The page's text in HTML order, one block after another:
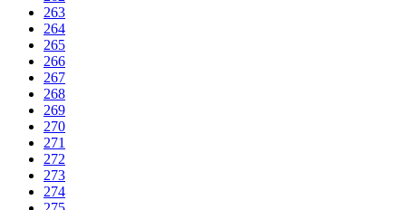
263
264
265
266
267
268
269
270
271
272
273
274